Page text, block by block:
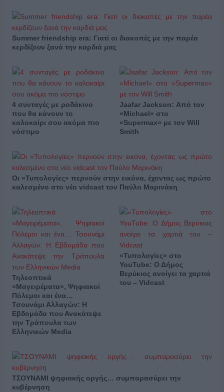
Summer friendship era: Γιατί οι διακοπές με την παρέα
κερδίζουν ξανά την καρδιά μας
4 συνταγές με ροδάκινο
που θα κάνουν το
καλοκαίρι σου ακόμα πιο
νόστιμο
Jaafar Jackson: Από τον
«Michael» στο
«Supermax» με τον Will
Smith
Οι «Τυπολογίες» περνούν στην εικόνα, έχοντας ως πρώτο
καλεσμένο στο νέο vidcast τον Παύλο Μαρινάκη
Τηλεοπτικά
«Μαγειρέματα», Ψηφιακοί
Πόλεμοι και ένα…
Τσουνάμι Αλλαγών: Η
Εβδομάδα που Ανακάτεψε
την Τράπουλα των
Ελληνικών Media
«Τυπολογίες» στο
YouTube: Ο Δήμος
Βερύκιος ανοίγει τα χαρτιά
του – Vidcast
ΤΣΟΥΝΑΜΙ ψηφιακής οργής… συμπαρασύρει την
κυβέρνηση